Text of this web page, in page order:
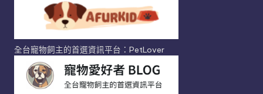
全台寵物飼主的首選資訊平台：PetLover